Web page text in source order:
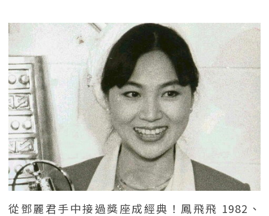
從鄧麗君手中接過獎座成經典！鳳飛飛 1982、